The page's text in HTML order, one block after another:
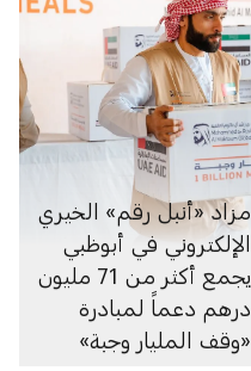
مزاد «أنبل رقم» الخيري
الإلكتروني في أبوظبي
يجمع أكثر من 71 مليون
درهم دعماً لمبادرة
«وقف المليار وجبة»